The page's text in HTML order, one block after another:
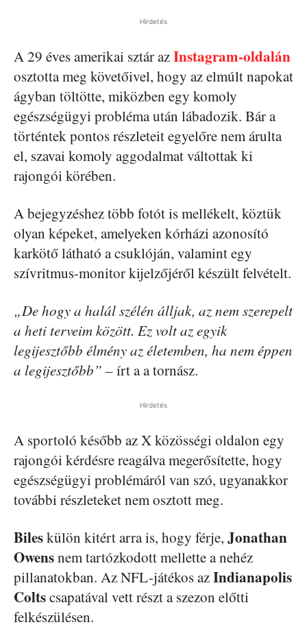
Hirdetés
A 29 éves amerikai sztár azInstagram-oldalán
osztotta meg követőivel, hogy az elmúlt napokat
ágyban töltötte, miközben egy komoly
egészségügyi probléma után lábadozik. Bár a
történtek pontos részleteit egyelőre nem árulta
el, szavai komoly aggodalmat váltottak ki
rajongói körében.
A bejegyzéshez több fotót is mellékelt, köztük
olyan képeket, amelyeken kórházi azonosító
karkötő látható a csuklóján, valamint egy
szívritmus-monitor kijelzőjéről készült felvételt.
„De hogy a halál szélén álljak, az nem szerepelt
a heti terveim között. Ez volt az egyik
legijesztőbb élmény az életemben, ha nem éppen
a legijesztőbb” – írt a a tornász.
Hirdetés
A sportoló később az X közösségi oldalon egy
rajongói kérdésre reagálva megerősítette, hogy
egészségügyi problémáról van szó, ugyanakkor
további részleteket nem osztott meg.
Bileskülön kitért arra is, hogy férje, Jonathan
Owensnem tartózkodott mellette a nehéz
pillanatokban. Az NFL-játékos azIndianapolis
Coltscsapatával vett részt a szezon előtti
felkészülésen.